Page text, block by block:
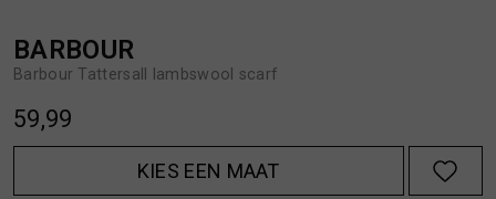
BARBOUR
Barbour Tattersall lambswool scarf
59,99
KIES EEN MAAT